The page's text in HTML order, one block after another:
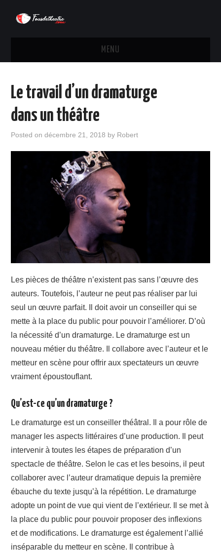
MENU
MÉTIERS DU THÉÂTRE
Le travail d’un dramaturge
dans un théâtre
Posted ondécembre 21, 2018 by Robert
Les pièces de théâtre n’existent pas sans l’œuvre des
auteurs. Toutefois, l’auteur ne peut pas réaliser par lui
seul un œuvre parfait. Il doit avoir un conseiller qui se
mette à la place du public pour pouvoir l’améliorer. D’où
la nécessité d’un dramaturge. Le dramaturge est un
nouveau métier du théâtre. Il collabore avec l’auteur et le
metteur en scène pour offrir aux spectateurs un œuvre
vraiment époustouflant.
Qu’est-ce qu’un dramaturge ?
Le dramaturge est un conseiller théâtral. Il a pour rôle de
manager les aspects littéraires d’une production. Il peut
intervenir à toutes les étapes de préparation d’un
spectacle de théâtre. Selon le cas et les besoins, il peut
collaborer avec l’auteur dramatique depuis la première
ébauche du texte jusqu’à la répétition. Le dramaturge
adopte un point de vue qui vient de l’extérieur. Il se met à
la place du public pour pouvoir proposer des inflexions
et de modifications. Le dramaturge est également l’allié
inséparable du metteur en scène. Il contribue à